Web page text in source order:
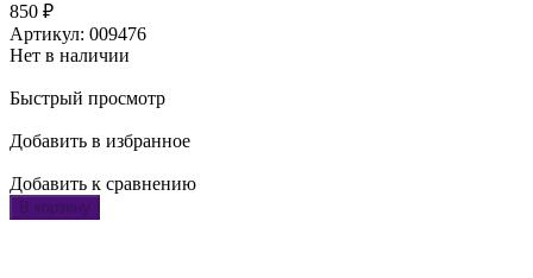
850 ₽
Артикул: 009476
Нет в наличии
Быстрый просмотр
Добавить в избранное
Добавить к сравнению
В корзину